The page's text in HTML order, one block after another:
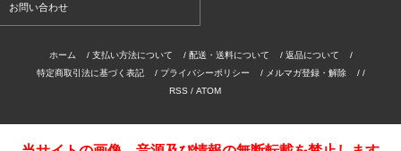
お問い合わせ
ホーム / 支払い方法について / 配送・送料について / 返品について
/
特定商取引法に基づく表記
/ プライバシーポリシー / メルマガ登録・解除
/ /
RSS / ATOM